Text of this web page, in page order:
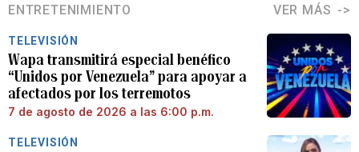
ENTRETENIMIENTO VER MÁS
TELEVISIÓN
Wapa transmitirá especial benéfico
“Unidos por Venezuela” para apoyar a
afectados por los terremotos
7 de agosto de 2026 a las 6:00 p.m.
TELEVISIÓN